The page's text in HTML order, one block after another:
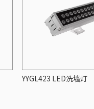
YYGL423 LED洗墙灯